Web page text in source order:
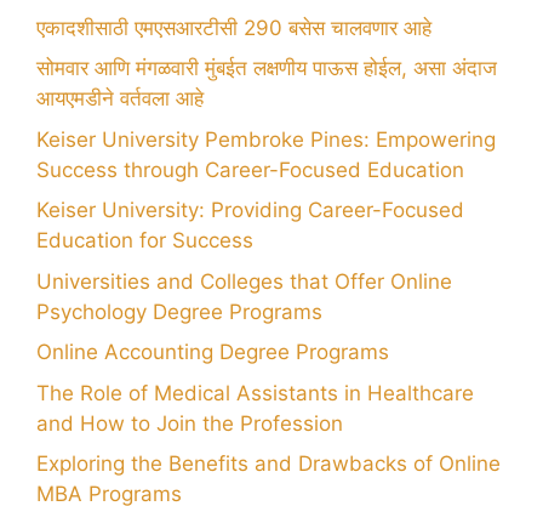
एकादशीसाठी एमएसआरटीसी 290 बसेस चालवणार आहे
सोमवार आणि मंगळवारी मुंबईत लक्षणीय पाऊस होईल, असा अंदाज
आयएमडीने वर्तवला आहे
Keiser University Pembroke Pines: Empowering
Success through Career-Focused Education
Keiser University: Providing Career-Focused
Education for Success
Universities and Colleges that Offer Online
Psychology Degree Programs
Online Accounting Degree Programs
The Role of Medical Assistants in Healthcare
and How to Join the Profession
Exploring the Benefits and Drawbacks of Online
MBA Programs